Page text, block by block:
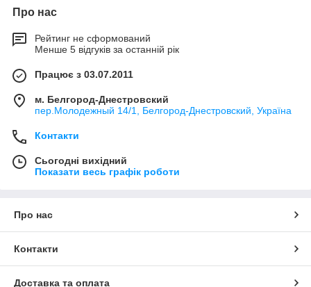
Про нас
Рейтинг не сформований
Менше 5 відгуків за останній рік
Працює з 03.07.2011
м. Белгород-Днестровский
пер.Молодежный 14/1, Белгород-Днестровский, Україна
Контакти
Сьогодні вихідний
Показати весь графік роботи
Про нас
Контакти
Доставка та оплата